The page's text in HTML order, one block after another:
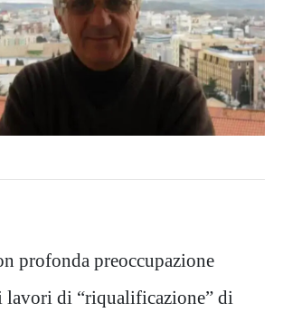
profonda preoccupazione
lavori di “riqualificazione” di